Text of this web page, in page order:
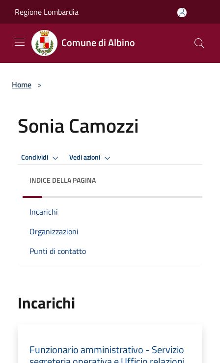
Regione Lombardia
Comune di Albino
Home >
Sonia Camozzi
Condividi Vedi azioni
INDICE DELLA PAGINA
Incarichi
Organizzazioni
Punti di contatto
Incarichi
Funzionario amministrativo - Servizio